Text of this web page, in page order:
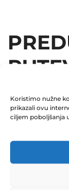
Koristimo nužne
prikazali ovu
ciljem poboljšanja
December 31,
0 Comments